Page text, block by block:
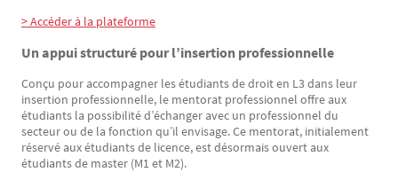
> Accéder à la plateforme
Un appui structuré pour l’insertion professionnelle
Conçu pour accompagner les étudiants de droit en L3 dans leur
insertion professionnelle, le mentorat professionnel offre aux
étudiants la possibilité d’échanger avec un professionnel du
secteur ou de la fonction qu’il envisage. Ce mentorat, initialement
réservé aux étudiants de licence, est désormais ouvert aux
étudiants de master (M1 et M2).